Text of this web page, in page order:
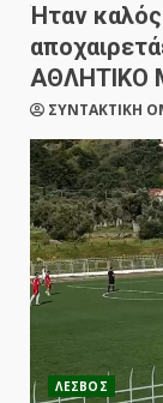
Ήταν
ΑΘΛΗΤΙΚΟ
ΣΥΝΤΑΚΤΙΚΗ
ΛΕΣΒΟΣ